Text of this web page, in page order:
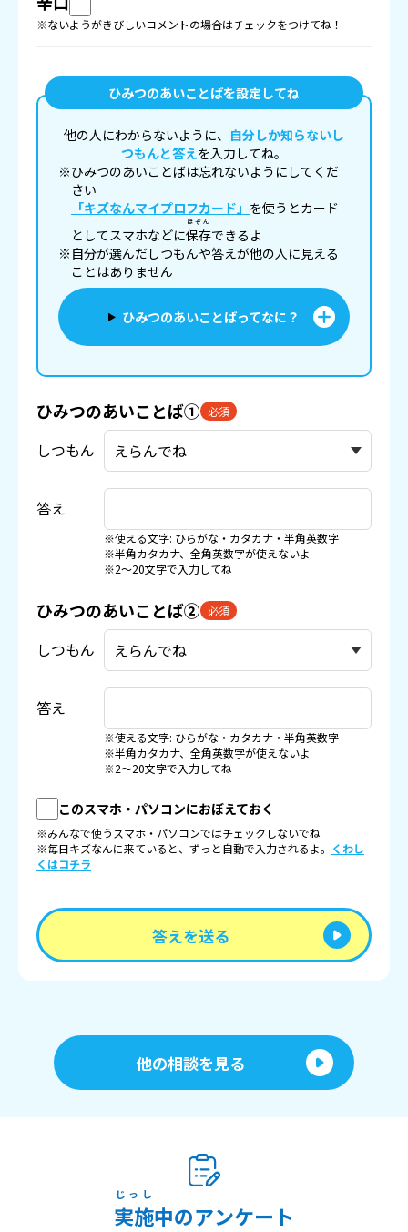
※ないようがきびしいコメントの場合はチェックをつけてね！
ひみつのあいことばを設定してね
他の人にわからないように、 自分しか知らないし
つもんと答えを入力してね。
※ひみつのあいことばは忘れないようにしてくだ
さい
「キズなんマイプロフカード」 を使うとカード
としてスマホなどに保存
ほぞん
できるよ
※自分が選んだしつもんや答えが他の人に見える
ことはありません
ひみつのあいことばってなに？
ひみつのあいことば① 必須
しつもん
答え
※使える文字: ひらがな・カタカナ・半角英数字
※半角カタカナ、全角英数字が使えないよ
※2〜20文字で入力してね
ひみつのあいことば② 必須
しつもん
答え
※使える文字: ひらがな・カタカナ・半角英数字
※半角カタカナ、全角英数字が使えないよ
※2〜20文字で入力してね
このスマホ・パソコンにおぼえておく
※みんなで使うスマホ・パソコンではチェックしないでね
※毎日キズなんに来ていると、ずっと自動で入力されるよ。 くわし
くはコチラ
答えを送る
他の相談を見る
実施
じっし
中のアンケート